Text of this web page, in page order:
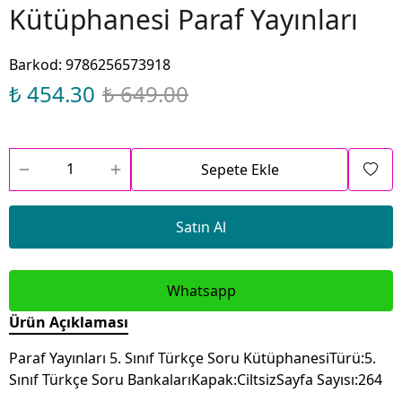
Kütüphanesi Paraf Yayınları
Barkod: 9786256573918
₺ 454.30 ₺ 649.00
Sepete Ekle
Satın Al
Whatsapp
Ürün Açıklaması
Paraf Yayınları 5. Sınıf Türkçe Soru KütüphanesiTürü:5.
Sınıf Türkçe Soru BankalarıKapak:CiltsizSayfa Sayısı:264